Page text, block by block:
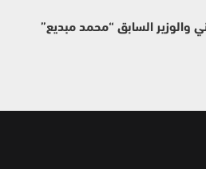
والوزير السابق “محمد مبديع”